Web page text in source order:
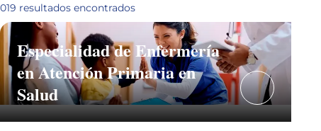
019 resultados encontrados
Especialidad de Enfermería
en Atención Primaria en
Salud